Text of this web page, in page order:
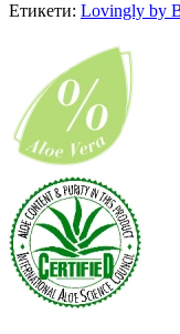
Етикети: Lovingly by